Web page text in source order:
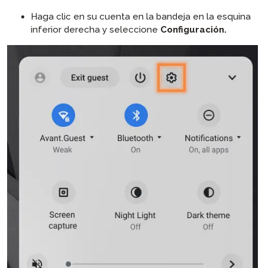
Haga clic en su cuenta en la bandeja en la esquina
inferior derecha y seleccione Configuración.